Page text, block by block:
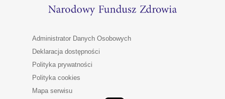
Administrator Danych Osobowych
Deklaracja dostępności
Polityka prywatności
Polityka cookies
Mapa serwisu